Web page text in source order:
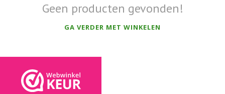
Geen producten gevonden!
GA VERDER MET WINKELEN